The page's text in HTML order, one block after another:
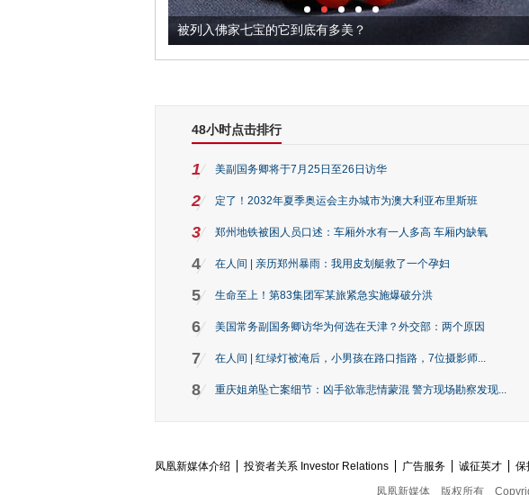
被列入佛家七宝的它到底有多美？
48小时点击排行
1 美副国务卿将于7月25日至26日访华
2 定了！2032年夏季奥运会主办城市为澳大利亚布里斯班
3 郑州地铁被困人员口述：车厢外水有一人多高 车厢内缺氧
4 在人间 | 亲历郑州暴雨：我用皮划艇救了一个孕妇
5 生命至上！第83集团军某旅紧急实施爆破分洪
6 美国常务副国务卿访华为何选在天津？外交部：两个原因
7 在人间 | 红绿灯被淹后，小男孩在路口指路，7位摄影师...
8 重庆姐弟坠亡案细节：凶手欲靠悲情蒙混 警方现场勘察发现...
凤凰新媒体介绍 投资者关系 Investor Relations 广告服务 诚征英才 保
凤凰新媒体
版权所有